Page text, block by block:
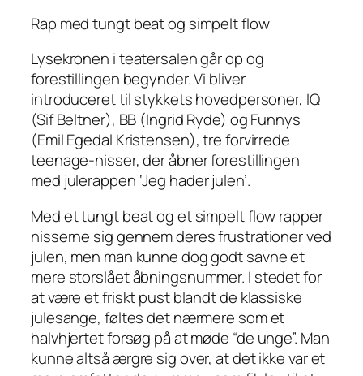
Rap med tungt beat og simpelt flow
Lysekronen i teatersalen går op og
forestillingen begynder. Vi bliver
introduceret til stykkets hovedpersoner, IQ
(Sif Beltner), BB (Ingrid Ryde) og Funnys
(Emil Egedal Kristensen), tre forvirrede
teenage-nisser, der åbner forestillingen
med julerappen ‘Jeg hader julen’.
Med et tungt beat og et simpelt flow rapper
nisserne sig gennem deres frustrationer ved
julen, men man kunne dog godt savne et
mere storslået åbningsnummer. I stedet for
at være et friskt pust blandt de klassiske
julesange, føltes det nærmere som et
halvhjertet forsøg på at møde “de unge”. Man
kunne altså ærgre sig over, at det ikke var et